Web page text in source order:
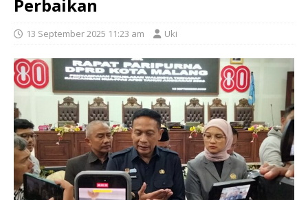
Perbaikan
13 September 2025 11:23 am Uki